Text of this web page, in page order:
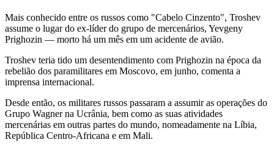
Mais conhecido entre os russos como "Cabelo Cinzento", Troshev
assume o lugar do ex-líder do grupo de mercenários, Yevgeny
Prighozin — morto há um mês em um acidente de avião.
Troshev teria tido um desentendimento com Prighozin na época da
rebelião dos paramilitares em Moscovo, em junho, comenta a
imprensa internacional.
Desde então, os militares russos passaram a assumir as operações do
Grupo Wagner na Ucrânia, bem como as suas atividades
mercenárias em outras partes do mundo, nomeadamente na Líbia,
República Centro-Africana e em Mali.